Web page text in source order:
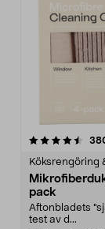
Köksrengöring
pack
Aftonbladets
test av d...
4.0av 5